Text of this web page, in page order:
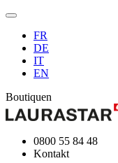
FR
DE
IT
EN
Boutiquen
0800 55 84 48
Kontakt